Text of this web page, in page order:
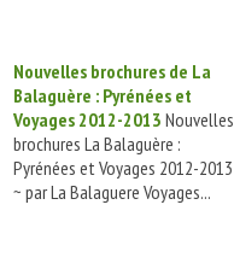
Nouvelles brochures de La
Balaguère : Pyrénées et
Voyages 2012-2013 Nouvelles
brochures La Balaguère :
Pyrénées et Voyages 2012-2013
~ par La Balaguere Voyages...